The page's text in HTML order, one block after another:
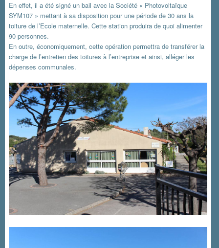
En effet, il a été signé un bail avec la Société « Photovoltaïque
SYM107 » mettant à sa disposition pour une période de 30 ans la
toiture de l’Ecole maternelle. Cette station produira de quoi alimenter
90 personnes.
En outre, économiquement, cette opération permettra de transférer la
charge de l’entretien des toitures à l’entreprise et ainsi, alléger les
dépenses communales.